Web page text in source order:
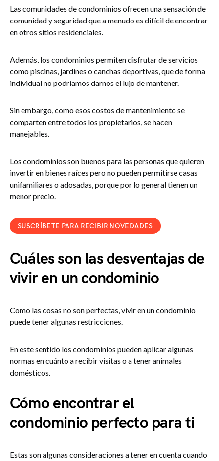
Las comunidades de condominios ofrecen una sensación de
comunidad y seguridad que a menudo es difícil de encontrar
en otros sitios residenciales.
Además, los condominios permiten disfrutar de servicios
como piscinas, jardines o canchas deportivas, que de forma
individual no podríamos darnos el lujo de mantener.
Sin embargo, como esos costos de mantenimiento se
comparten entre todos los propietarios, se hacen
manejables.
Los condominios son buenos para las personas que quieren
invertir en bienes raíces pero no pueden permitirse casas
unifamiliares o adosadas, porque por lo general tienen un
menor precio.
SUSCRÍBETE PARA RECIBIR NOVEDADES
Cuáles son las desventajas de
vivir en un condominio
Como las cosas no son perfectas, vivir en un condominio
puede tener algunas restricciones.
En este sentido los condominios pueden aplicar algunas
normas en cuánto a recibir visitas o a tener animales
domésticos.
Cómo encontrar el
condominio perfecto para ti
Estas son algunas consideraciones a tener en cuenta cuando